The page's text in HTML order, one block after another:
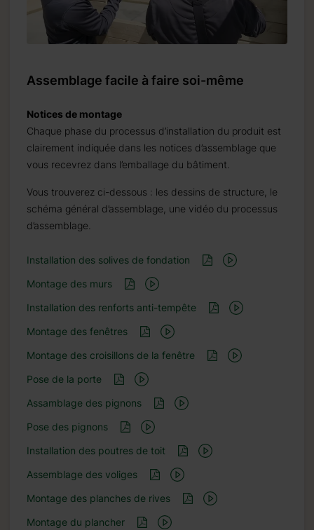
Assemblage facile à faire soi-même
Notices de montage
Chaque phase du processus d’installation du produit est
clairement indiquée dans les notices d’assemblage que
vous recevrez dans l’emballage du bâtiment.
Vous trouverez ci-dessous : les dessins de structure, le
schéma général d’assemblage, une vidéo du processus
d’assemblage.
Installation des solives de fondation
Montage des murs
Installation des renforts anti-tempête
Montage des fenêtres
Montage des croisillons de la fenêtre
Pose de la porte
Assamblage des pignons
Pose des pignons
Installation des poutres de toit
Assemblage des voliges
Montage des planches de rives
Montage du plancher